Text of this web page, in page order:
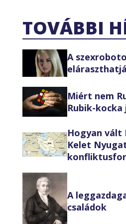
TOVÁBBI
A
Miért nem
Rubik-kocka
Hogyan vált
Kelet
A
családok